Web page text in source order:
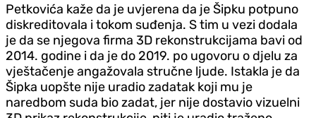
Petkovića kaže da je uvjerena da je Šipku potpuno
diskreditovala i tokom suđenja. S tim u vezi dodala
je da se njegova firma 3D rekonstrukcijama bavi od
2014. godine i da je do 2019. po ugovoru o djelu za
vještačenje angažovala stručne ljude. Istakla je da
Šipka uopšte nije uradio zadatak koji mu je
naredbom suda bio zadat, jer nije dostavio vizuelni